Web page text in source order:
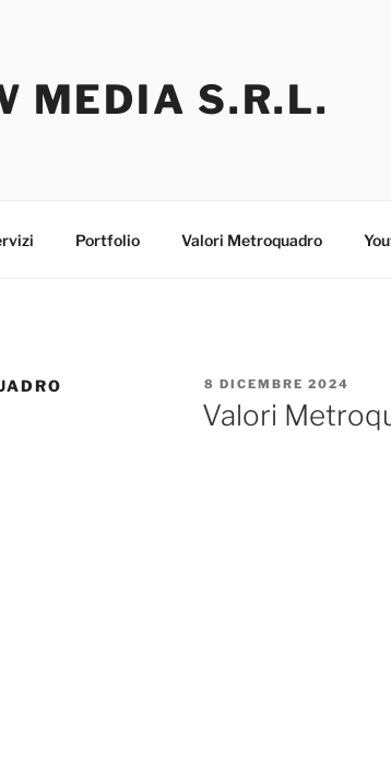
MEDIA S.R.L.
Portfolio Valori Metroquadro
PUBBLICATO
IL
8 DICEMBRE 2024
Valori